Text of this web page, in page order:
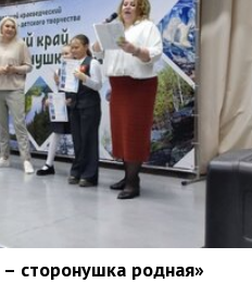
сторонушка родная»